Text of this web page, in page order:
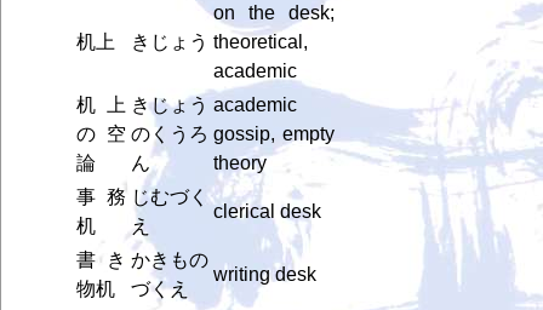
机上 きじょう
on the desk;
theoretical,
academic
机上
の空
論
きじょう
のくうろ
ん
academic
gossip, empty
theory
事務
机
じむづく
え
clerical desk
書き
物机
かきもの
づくえ
writing desk